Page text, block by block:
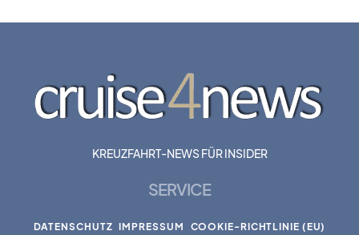
KREUZFAHRT-NEWS FÜR INSIDER
SERVICE
DATENSCHUTZ IMPRESSUM COOKIE-RICHTLINIE (EU)